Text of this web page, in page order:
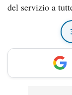
del servizio a